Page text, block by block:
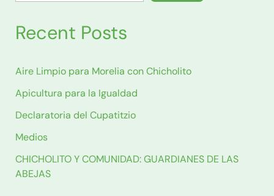
Recent Posts
Aire Limpio para Morelia con Chicholito
Apicultura para la Igualdad
Declaratoria del Cupatitzio
Medios
CHICHOLITO Y COMUNIDAD: GUARDIANES DE LAS
ABEJAS